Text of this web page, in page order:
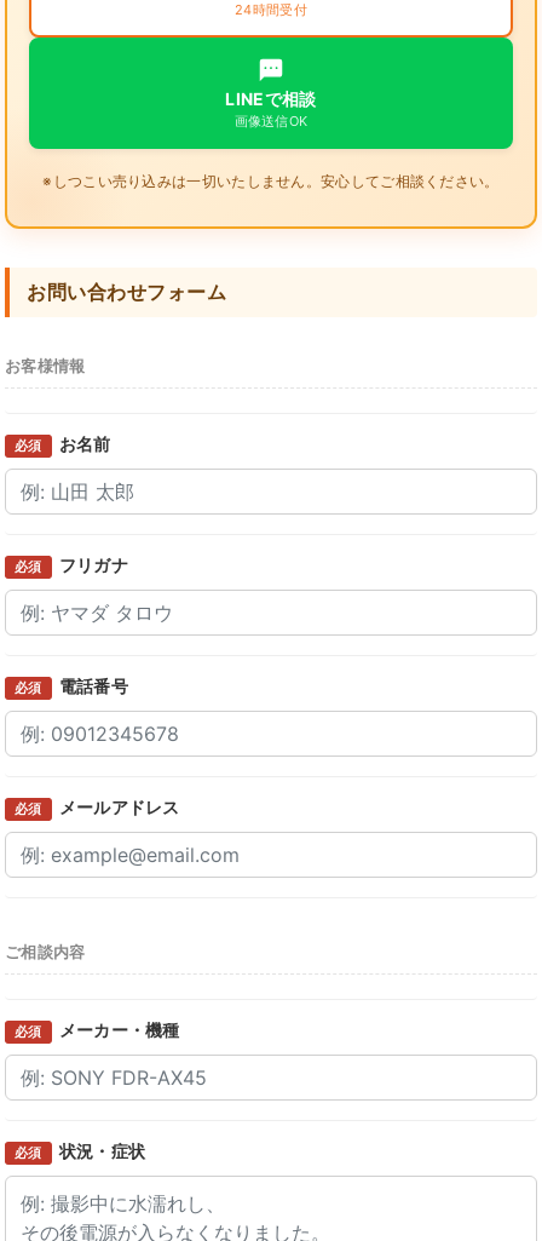
24時間受付
LINEで相談
画像送信OK
※しつこい売り込みは一切いたしません。安心してご相談ください。
お問い合わせフォーム
お客様情報
必須 お名前
必須 フリガナ
必須 電話番号
必須 メールアドレス
ご相談内容
必須 メーカー・機種
必須 状況・症状